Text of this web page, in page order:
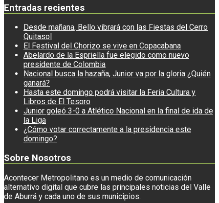
Entradas recientes
Desde mañana, Bello vibrará con las Fiestas del Cerro
Quitasol
El Festival del Chorizo se vive en Copacabana
Abelardo de la Espriella fue elegido como nuevo
presidente de Colombia
Nacional busca la hazaña, Junior va por la gloria ¿Quién
ganará?
Hasta este domingo podrá visitar la Feria Cultura y
Libros de El Tesoro
Junior goleó 3-0 a Atlético Nacional en la final de ida de
la Liga
¿Cómo votar correctamente a la presidencia este
domingo?
Sobre Nosotros
Acontecer Metropolitano es un medio de comunicación
alternativo digital que cubre las principales noticias del Valle
de Aburrá y cada uno de sus municipios.